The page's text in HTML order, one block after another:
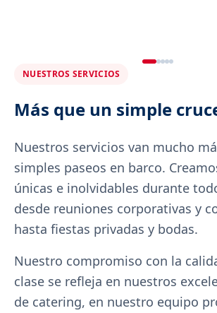
NUESTROS SERVICIOS
Más que un simple
Nuestros servicios van mucho
simples paseos en barco.
únicas e inolvidables durante
desde reuniones corporativas y
hasta fiestas privadas y bodas.
Nuestro compromiso con la
clase se refleja en nuestros
de catering, en nuestro equipo